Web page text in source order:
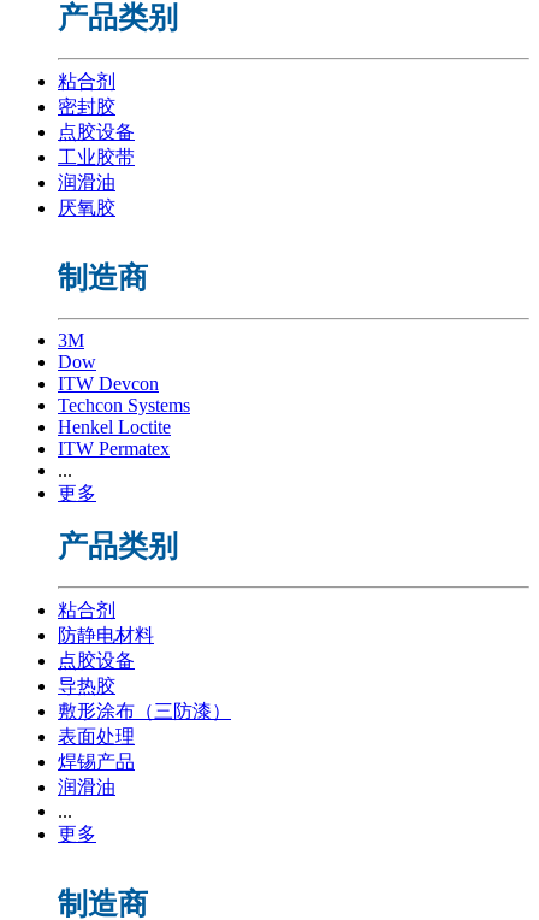
产品类别
粘合剂
密封胶
点胶设备
工业胶带
润滑油
厌氧胶
制造商
3M
Dow
ITW Devcon
Techcon Systems
Henkel Loctite
ITW Permatex
...
更多
产品类别
粘合剂
防静电材料
点胶设备
导热胶
敷形涂布（三防漆）
表面处理
焊锡产品
润滑油
...
更多
制造商